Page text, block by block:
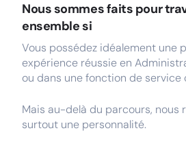
Nous sommes faits pour
ensemble si
Vous possédez idéalement une
expérience réussie en
ou dans une fonction de service
Mais au-delà du parcours, nous
surtout une personnalité.